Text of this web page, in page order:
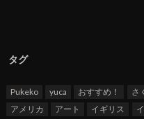
タグ
Pukeko yuca おすすめ！ さ
アメリカ
アート イギリス